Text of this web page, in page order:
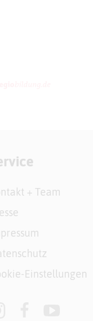
+ Team
Einstellungen